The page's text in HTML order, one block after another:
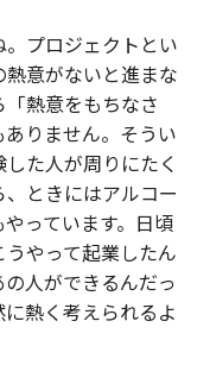
プロジェクトとい
意がないと進まな
熱意をもちなさ
りません。そうい
た人が周りにたく
ときにはアルコー
っています。日頃
やって起業したん
人ができるんだっ
熱く考えられるよ